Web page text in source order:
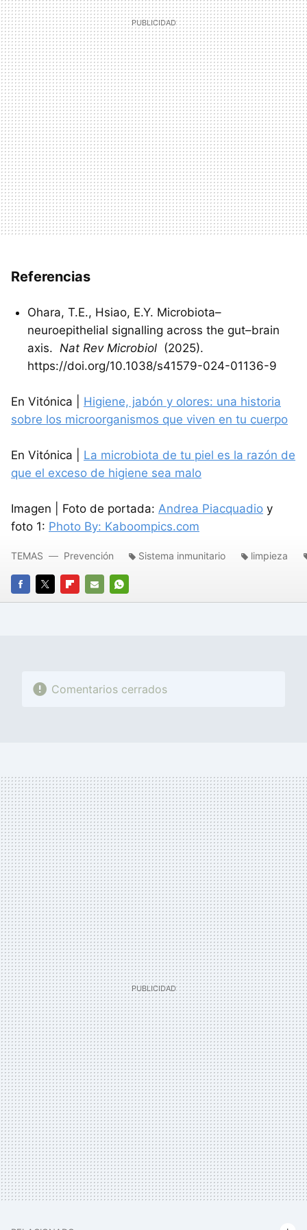
Referencias
Ohara, T.E., Hsiao, E.Y. Microbiota–
neuroepithelial signalling across the gut–brain
axis. Nat Rev Microbiol (2025).
https://doi.org/10.1038/s41579-024-01136-9
En Vitónica | Higiene, jabón y olores: una historia
sobre los microorganismos que viven en tu cuerpo
En Vitónica | La microbiota de tu piel es la razón de
que el exceso de higiene sea malo
Imagen | Foto de portada: Andrea Piacquadio y
foto 1: Photo By: Kaboompics.com
FACEBOOK
TWITTERFLIPBOARD
E-
WHATSAPP
TEMAS Prevención Sistema inmunitario limpieza
Comentarios cerrados